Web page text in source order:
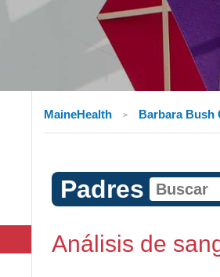
MaineHealth Barbara Bush
Padres
Análisis de